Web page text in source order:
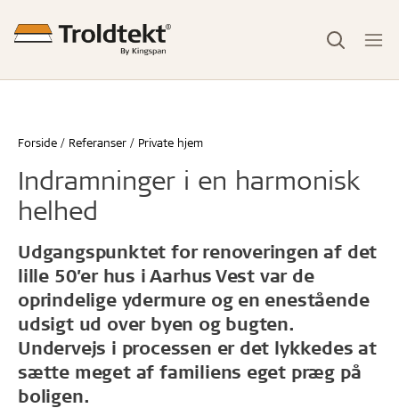
Forside Referanser Private hjem
Indramninger i en harmonisk
helhed
Udgangspunktet for renoveringen af det
lille 50’er hus i Aarhus Vest var de
oprindelige ydermure og en enestående
udsigt ud over byen og bugten.
Undervejs i processen er det lykkedes at
sætte meget af familiens eget præg på
boligen.